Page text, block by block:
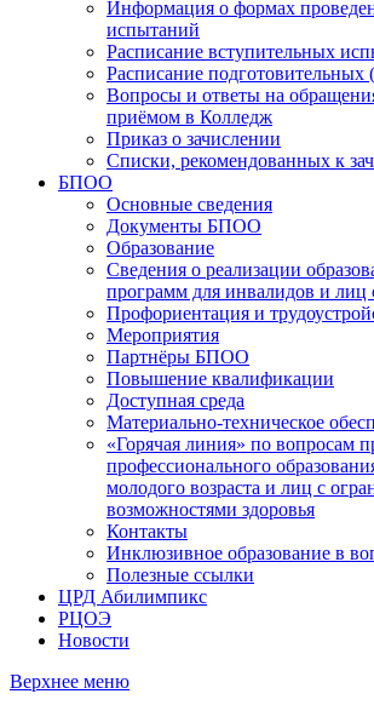
Информация о формах
испытаний
Расписание вступительных
Расписание подготовительных
Вопросы и ответы на
приёмом в Колледж
Приказ о зачислении
Списки, рекомендованных к
БПОО
Основные сведения
Документы БПОО
Образование
Сведения о реализации
программ для инвалидов и
Профориентация и
Мероприятия
Партнёры БПОО
Повышение квалификации
Доступная среда
Материально-техническое
«Горячая линия» по вопросам
профессионального
молодого возраста и лиц с
возможностями здоровья
Контакты
Инклюзивное образование в
Полезные ссылки
ЦРД Абилимпикс
РЦОЭ
Новости
Верхнее меню